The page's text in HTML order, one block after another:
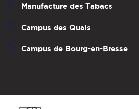
Manufacture des Tabacs
Campus des Quais
Campus de Bourg-en-Bresse